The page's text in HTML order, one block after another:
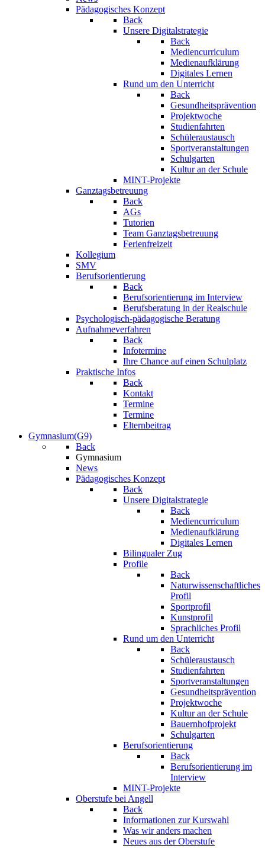
Pädagogisches Konzept
Back
Unsere Digitalstrategie
Back
Mediencurriculum
Medienaufklärung
Digitales Lernen
Rund um den Unterricht
Back
Gesundheitsprävention
Projektwoche
Studienfahrten
Schüleraustausch
Sportveranstaltungen
Schulgarten
Kultur an der Schule
MINT-Projekte
Ganztagsbetreuung
Back
AGs
Tutorien
Team Ganztagsbetreuung
Ferienfreizeit
Kollegium
SMV
Berufsorientierung
Back
Berufsorientierung im Interview
Berufsberatung in der Realschule
Psychologisch-pädagogische Beratung
Aufnahmeverfahren
Back
Infotermine
Ihre Chance auf einen Schulplatz
Praktische Infos
Back
Kontakt
Termine
Termine
Elternbeitrag
Gymnasium(G9)
Back
Gymnasium
News
Pädagogisches Konzept
Back
Unsere Digitalstrategie
Back
Mediencurriculum
Medienaufklärung
Digitales Lernen
Bilingualer Zug
Profile
Back
Naturwissenschaftliches
Profil
Sportprofil
Kunstprofil
Sprachliches Profil
Rund um den Unterricht
Back
Schüleraustausch
Studienfahrten
Sportveranstaltungen
Gesundheitsprävention
Projektwoche
Kultur an der Schule
Bauernhofprojekt
Schulgarten
Berufsorientierung
Back
Berufsorientierung im
Interview
MINT-Projekte
Oberstufe bei Angell
Back
Informationen zur Kurswahl
Was wir anders machen
Neues aus der Oberstufe